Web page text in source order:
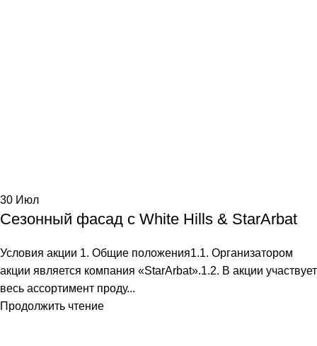
30 Июл
Сезонный фасад с White Hills & StarArbat
Условия акции 1. Общие положения1.1. Организатором
акции является компания «StarArbat».1.2. В акции участвует
весь ассортимент проду...
Продолжить чтение